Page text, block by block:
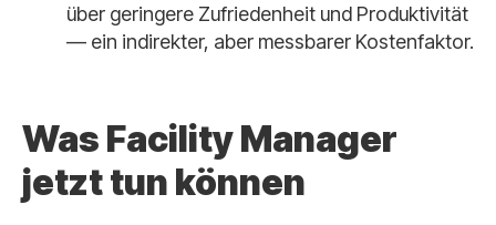
über geringere Zufriedenheit und Produktivität
— ein indirekter, aber messbarer Kostenfaktor.
Was Facility Manager
jetzt tun können